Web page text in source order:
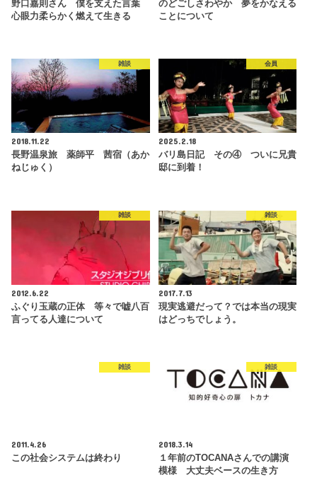
野口嘉則さん 僕を支えた言葉
心眼力柔らかく燃えて生きる
のどごしさわやか 夢をかなえる
ことについて
雑談
2018.11.22
長野温泉旅 薬師平 茜宿（あか
ねじゅく）
会員
2025.2.18
バリ島日記 その④ ついに兄貴
邸に到着！
雑談
2012.6.22
ふぐり玉蔵の正体 等々で嘘八百
言ってる人達について
雑談
2017.7.13
現実逃避だって？では本当の現実
はどっちでしょう。
雑談
2011.4.26
この社会システムは終わり
雑談
2018.3.14
１年前のTOCANAさんでの講演
模様 大丈夫ベースの生き方